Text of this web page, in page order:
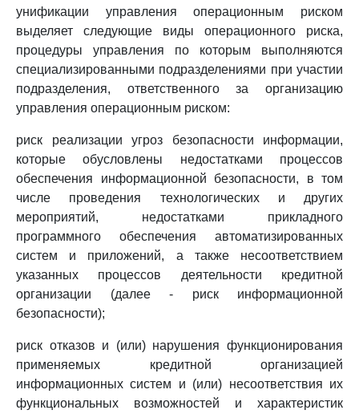
унификации управления операционным риском
выделяет следующие виды операционного риска,
процедуры управления по которым выполняются
специализированными подразделениями при участии
подразделения, ответственного за организацию
управления операционным риском:
риск реализации угроз безопасности информации,
которые обусловлены недостатками процессов
обеспечения информационной безопасности, в том
числе проведения технологических и других
мероприятий, недостатками прикладного
программного обеспечения автоматизированных
систем и приложений, а также несоответствием
указанных процессов деятельности кредитной
организации (далее - риск информационной
безопасности);
риск отказов и (или) нарушения функционирования
применяемых кредитной организацией
информационных систем и (или) несоответствия их
функциональных возможностей и характеристик